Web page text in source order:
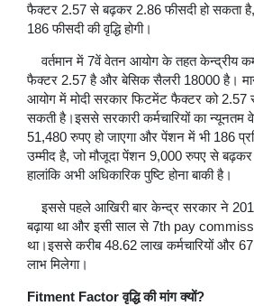
फैक्टर 2.57 से बढ़कर 2.86 फीसदी हो सकता
186 फीसदी की वृद्धि होगी।
वर्तमान में 7वें वेतन आयोग के तहत केन्द्रीय
फैक्टर 2.57 है और बेसिक सैलरी 18000 है।
आयोग में मोदी सरकार फिटमेंट फैक्टर को
सकती है।इससे सरकारी कर्मचारियों का
51,480 रुपए हो जाएगा और पेंशन में भी 186
उम्मीद है, जो मौजूदा पेंशन 9,000 रुपए से बढ़कर
हालांकि अभी अधिकारिक पुष्टि होना बाकी है।
इससे पहले आखिरी बार केन्द्र सरकार ने
बढ़ाया था और इसी साल से 7th pay
था।इससे करीब 48.62 लाख कर्मचारियों और
लाभ मिलेगा।
Fitment Factor वृद्धि की मांग क्यों?